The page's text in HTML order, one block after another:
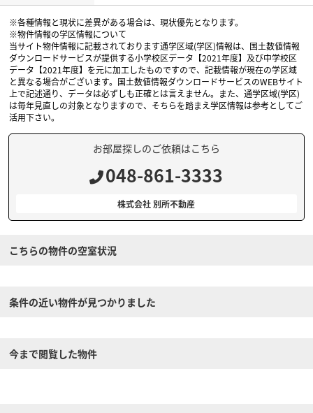
※各種情報と現状に差異がある場合は、現状優先となります。
※物件情報の学区情報について
当サイト物件情報に記載されております通学区域(学区)情報は、国土数値情報
ダウンロードサービスが提供する小学校区データ【2021年度】及び中学校区
データ【2021年度】を元に加工したものですので、記載情報が現在の学区域
と異なる場合がございます。国土数値情報ダウンロードサービスのWEBサイト
上で記述通り、データは必ずしも正確とは言えません。また、通学区域(学区)
は毎年見直しの対象となりますので、そちらを踏まえ学区情報は参考としてご
活用下さい。
お部屋探しのご依頼はこちら
048-861-3333
株式会社 別所不動産
こちらの物件の空室状況
条件の近い物件が見つかりました
今まで閲覧した物件